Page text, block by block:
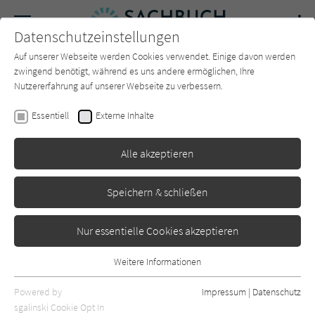
SUCHE Forum Charts Newsletter
Rudolf Neumaier
Erschienen: Oktober 2022 0
Datenschutzeinstellungen
Auf unserer Webseite werden Cookies verwendet. Einige davon werden
zwingend benötigt, während es uns andere ermöglichen, Ihre
Nutzererfahrung auf unserer Webseite zu verbessern.
Essentiell Externe Inhalte
Alle akzeptieren
Speichern & schließen
Nur essentielle Cookies akzeptieren
Essentielle Cookies werden für grundlegende Funktionen der
Webseite benötigt. Dadurch ist gewährleistet, dass die Webseite
Weitere Informationen
Powered by
sgalinski Cookie Opt In
Impressum | Datenschutz